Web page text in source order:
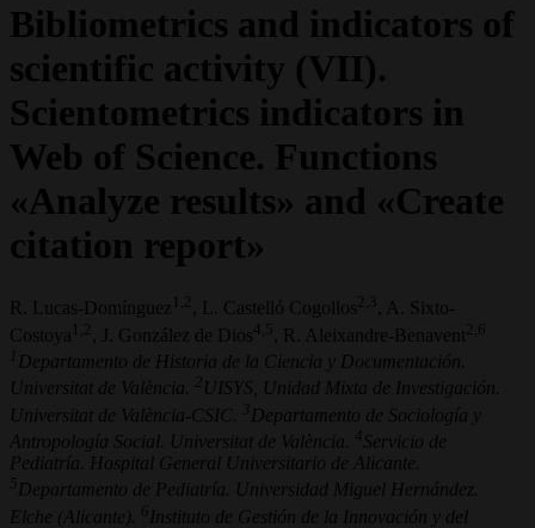
Bibliometrics and indicators of
scientific activity (VII).
Scientometrics indicators in
Web of Science. Functions
«Analyze results» and «Create
citation report»
R. Lucas-Domínguez 1,2 , L. Castelló Cogollos2,3
, A. Sixto-
Costoya 1,2 , J. González de Dios4,5 , R. Aleixandre-Benavent
2,6
1 Departamento de Historia de la Ciencia y Documentación.
Universitat de València. 2 UISYS, Unidad Mixta de Investigación.
Universitat de València-CSIC.
3 Departamento de Sociología y
Antropología Social. Universitat de València.
4 Servicio de
Pediatría. Hospital General Universitario de Alicante.
5 Departamento de Pediatría. Universidad Miguel Hernández.
Elche (Alicante). 6 Instituto de Gestión de la Innovación y del